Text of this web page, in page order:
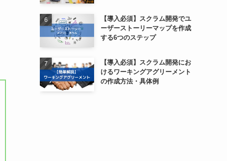
【導入必須】スクラム開発でユ
ーザーストーリーマップを作成
する6つのステップ
【導入必須】スクラム開発にお
けるワーキングアグリーメント
の作成方法・具体例